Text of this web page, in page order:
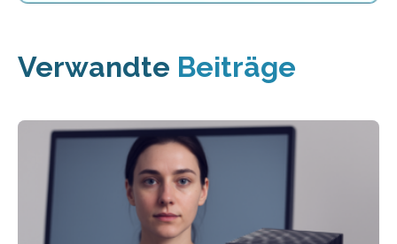
Verwandte Beiträge